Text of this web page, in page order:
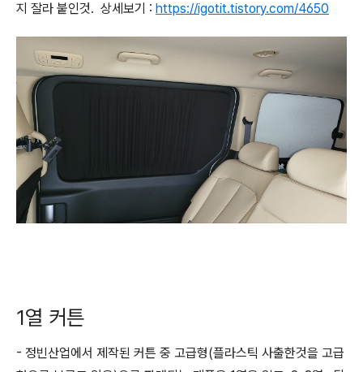
지 잘라 붙인것. 상세보기 : https://igotit.tistory.com/4650
1열 커튼
- 정빈산업에서 제작된 커튼 중 고급형(플라스틱 사출한것을 고급